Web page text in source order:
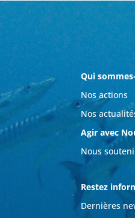
Qui
Nos actions
Nos
Agir avec
Nous
Restez
Dernières